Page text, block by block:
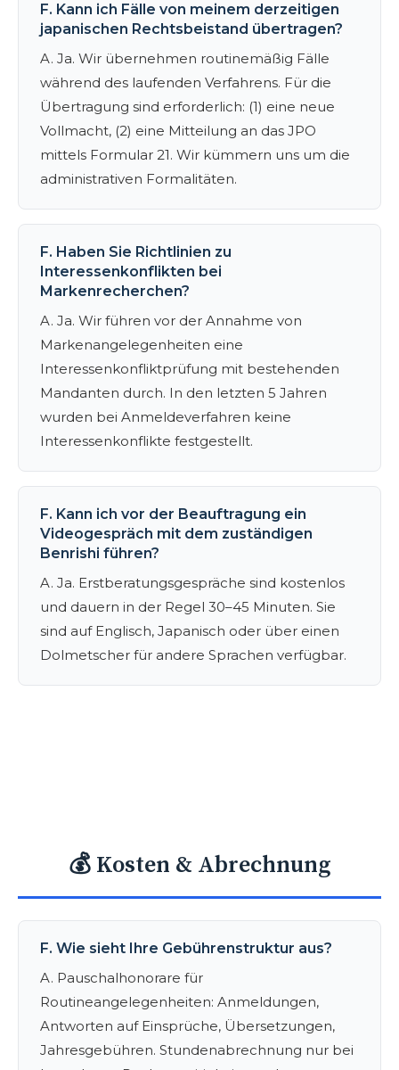
F. Kann ich Fälle von meinem derzeitigen
japanischen Rechtsbeistand übertragen?
A. Ja. Wir übernehmen routinemäßig Fälle
während des laufenden Verfahrens. Für die
Übertragung sind erforderlich: (1) eine neue
Vollmacht, (2) eine Mitteilung an das JPO
mittels Formular 21. Wir kümmern uns um die
administrativen Formalitäten.
F. Haben Sie Richtlinien zu
Interessenkonflikten bei
Markenrecherchen?
A. Ja. Wir führen vor der Annahme von
Markenangelegenheiten eine
Interessenkonfliktprüfung mit bestehenden
Mandanten durch. In den letzten 5 Jahren
wurden bei Anmeldeverfahren keine
Interessenkonflikte festgestellt.
F. Kann ich vor der Beauftragung ein
Videogespräch mit dem zuständigen
Benrishi führen?
A. Ja. Erstberatungsgespräche sind kostenlos
und dauern in der Regel 30–45 Minuten. Sie
sind auf Englisch, Japanisch oder über einen
Dolmetscher für andere Sprachen verfügbar.
💰 Kosten & Abrechnung
F. Wie sieht Ihre Gebührenstruktur aus?
A. Pauschalhonorare für
Routineangelegenheiten: Anmeldungen,
Antworten auf Einsprüche, Übersetzungen,
Jahresgebühren. Stundenabrechnung nur bei